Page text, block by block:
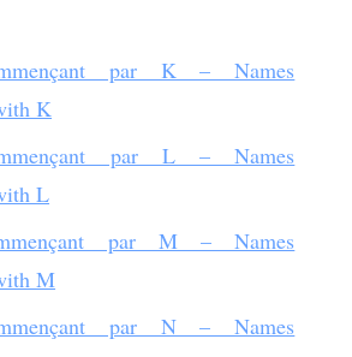
par K – Names
K
par L – Names
L
par M – Names
M
par N – Names